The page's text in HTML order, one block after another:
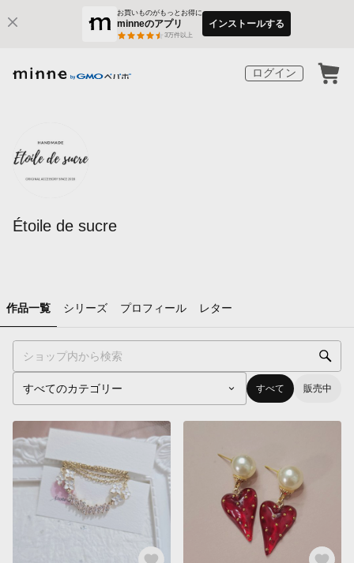
お買いものがもっとお得に
minneのアプリ
3万件以上
インストールする
ログイン
Étoile de sucre
作品一覧 シリーズ プロフィール レター
すべて 販売中